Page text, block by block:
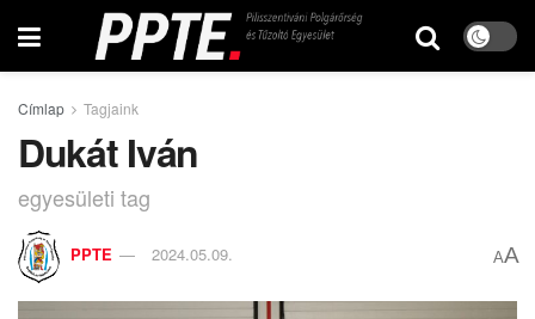
Címlap Tagjaink
Dukát Iván
egyesületi tag
PPTE 2024.05.09. AA